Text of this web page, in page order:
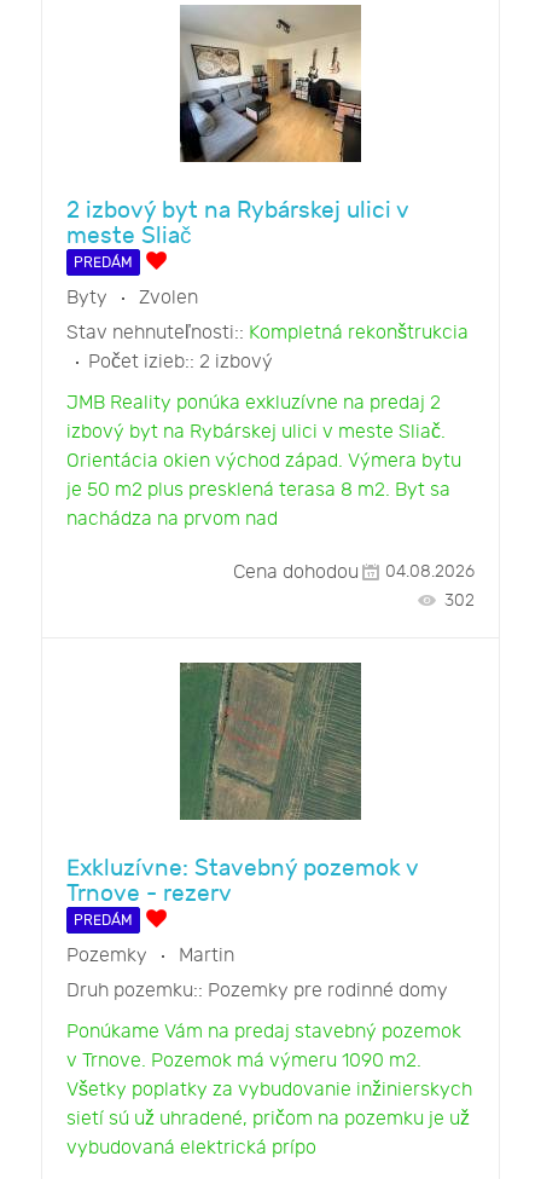
2 izbový byt na Rybárskej ulici v
meste Sliač
PREDÁM
Byty
Zvolen
Stav nehnuteľnosti:: Kompletná rekonštrukcia
Počet izieb:: 2 izbový
JMB Reality ponúka exkluzívne na predaj 2
izbový byt na Rybárskej ulici v meste Sliač.
Orientácia okien východ západ. Výmera bytu
je 50 m2 plus presklená terasa 8 m2. Byt sa
nachádza na prvom nad
Cena dohodou
04.08.2026
302
Exkluzívne: Stavebný pozemok v
Trnove - rezerv
PREDÁM
Pozemky
Martin
Druh pozemku:: Pozemky pre rodinné domy
Ponúkame Vám na predaj stavebný pozemok
v Trnove. Pozemok má výmeru 1090 m2.
Všetky poplatky za vybudovanie inžinierskych
sietí sú už uhradené, pričom na pozemku je už
vybudovaná elektrická prípo